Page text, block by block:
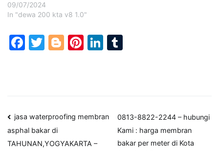
09/07/2024
In "dewa 200 kta v8 1.0"
Facebook
Twitter
Blogger
Pinterest
LinkedIn
Post
navigation
jasa waterproofing membran
asphal bakar di
TAHUNAN,YOGYAKARTA –
0813-8822-2244 – hubungi
Kami : harga membran
bakar per meter di Kota